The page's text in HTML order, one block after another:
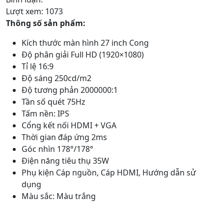
Lượt xem: 1073
Thông số sản phẩm:
Kích thước màn hình 27 inch Cong
Độ phân giải Full HD (1920×1080)
Tỉ lệ 16:9
Độ sáng 250cd/m2
Độ tương phản 2000000:1
Tần số quét 75Hz
Tấm nền: IPS
Cổng kết nối HDMI + VGA
Thời gian đáp ứng 2ms
Góc nhìn 178°/178°
Điện năng tiêu thụ 35W
Phụ kiện Cáp nguồn, Cáp HDMI, Hướng dẫn sử
dụng
Màu sắc: Màu trắng